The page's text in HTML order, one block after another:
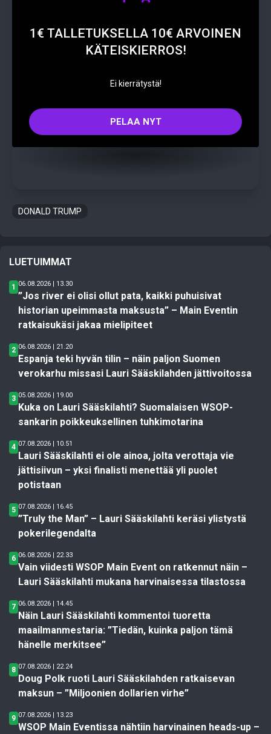
1€ TALLETUKSELLA 10€ ARVOINEN
KÄTEISKIERROS!
Ei kierrätystä!
PELAA NYT
DONALD TRUMP
LUETUIMMAT
1 06.08.2026 | 13.30
”Jos river ei olisi ollut pata, kaikki puhuisivat
historian upeimmasta maksusta” – Main Eventin
ratkaisukäsi jakaa mielipiteet
2 06.08.2026 | 21.20
Espanja teki hyvän tilin – näin paljon Suomen
verokarhu missasi Lauri Sääskilahden jättivoitossa
3 05.08.2026 | 19.00
Kuka on Lauri Sääskilahti? Suomalaisen WSOP-
sankarin poikkeuksellinen tuhkimotarina
4 07.08.2026 | 10.51
Lauri Sääskilahti ei ole ainoa, jolta verottaja vie
jättisiivun – yksi finalisti menettää yli puolet
potistaan
5 07.08.2026 | 16.45
”Truly the Man” – Lauri Sääskilahti keräsi ylistystä
pokerilegendalta
6 06.08.2026 | 22.33
Vain viidesti WSOP Main Event on ratkennut näin –
Lauri Sääskilahti mukana harvinaisessa tilastossa
7 06.08.2026 | 14.45
Näin Lauri Sääskilahti kommentoi tuoretta
maailmanmestaria: ”Tiedän, kuinka paljon tämä
hänelle merkitsee”
8 07.08.2026 | 22.24
Doug Polk ruoti Lauri Sääskilahden ratkaisevan
maksun – ”Miljoonien dollarien virhe”
9 07.08.2026 | 13.23
WSOP Main Eventissa nähtiin harvinainen heads-up –